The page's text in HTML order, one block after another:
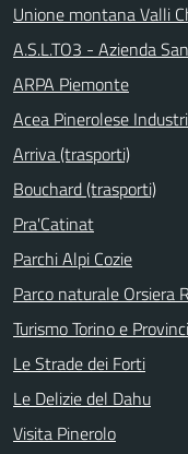
Unione montana Valli
A.S.L.TO3 - Azienda
ARPA Piemonte
Acea Pinerolese
Arriva (trasporti)
Bouchard (trasporti)
Pra'Catinat
Parchi Alpi Cozie
Parco naturale Orsiera
Turismo Torino e
Le Strade dei Forti
Le Delizie del Dahu
Visita Pinerolo